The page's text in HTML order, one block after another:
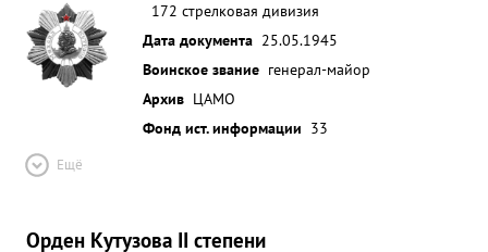
172 стрелковая дивизия
Дата документа 25.05.1945
Воинское звание генерал-майор
Архив ЦАМО
Фонд ист. информации 33
Ещё
Орден Кутузова II степени